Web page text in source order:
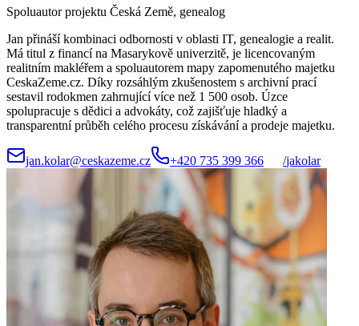
Spoluautor projektu Česká Země, genealog
Jan přináší kombinaci odbornosti v oblasti IT, genealogie a realit.
Má titul z financí na Masarykově univerzitě, je licencovaným
realitním makléřem a spoluautorem mapy zapomenutého majetku
CeskaZeme.cz. Díky rozsáhlým zkušenostem s archivní prací
sestavil rodokmen zahrnující více než 1 500 osob. Úzce
spolupracuje s dědici a advokáty, což zajišťuje hladký a
transparentní průběh celého procesu získávání a prodeje majetku.
jan.kolar@ceskazeme.cz +420 735 399 366 /jakolar